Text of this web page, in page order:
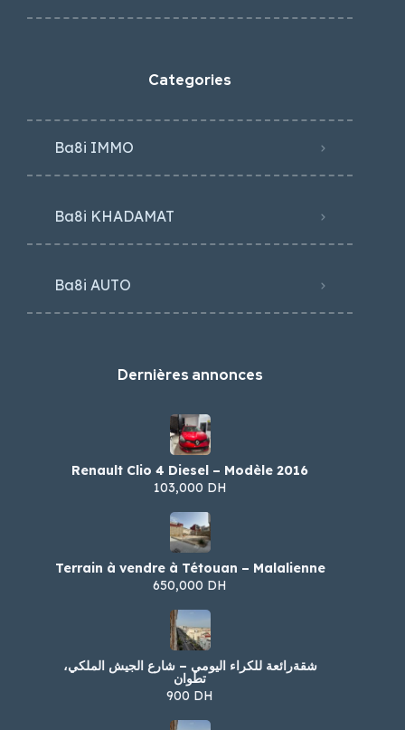
Categories
Ba8i IMMO
Ba8i KHADAMAT
Ba8i AUTO
Dernières annonces
Renault Clio 4 Diesel – Modèle 2016
103,000 DH
Terrain à vendre à Tétouan – Malalienne
650,000 DH
شقةرائعة للكراء اليومي – شارع الجيش الملكي،
تطوان
900 DH